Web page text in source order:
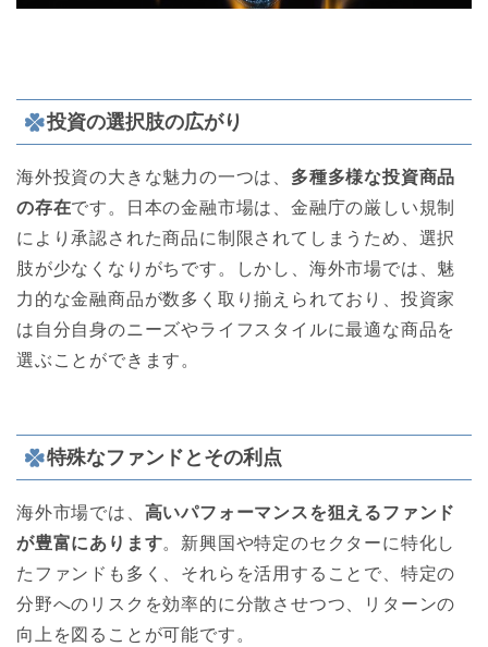
投資の選択肢の広がり
海外投資の大きな魅力の一つは、 多種多様な投資商品
の存在です。日本の金融市場は、金融庁の厳しい規制
により承認された商品に制限されてしまうため、選択
肢が少なくなりがちです。しかし、海外市場では、魅
力的な金融商品が数多く取り揃えられており、投資家
は自分自身のニーズやライフスタイルに最適な商品を
選ぶことができます。
特殊なファンドとその利点
海外市場では、 高いパフォーマンスを狙えるファンド
が豊富にあります。新興国や特定のセクターに特化し
たファンドも多く、それらを活用することで、特定の
分野へのリスクを効率的に分散させつつ、リターンの
向上を図ることが可能です。